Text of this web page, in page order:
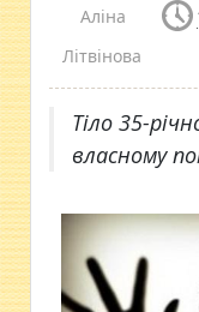
Аліна
Літвінова
Тіло 35-
власному